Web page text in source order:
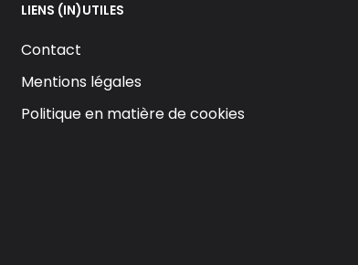
LIENS (IN)UTILES
Contact
Mentions légales
Politique en matière de cookies